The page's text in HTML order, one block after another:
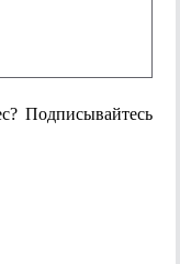
Подписывайтесь